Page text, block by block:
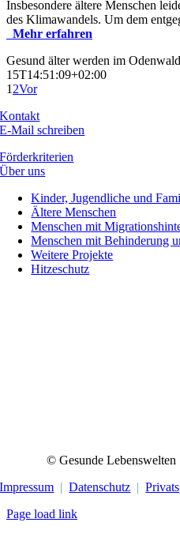
Insbesondere ältere Menschen
des Klimawandels. Um dem
Mehr erfahren
Gesund älter werden im
15T14:51:09+02:00
1 2Vor
Kontakt
E-Mail schreiben
Förderkriterien
Über uns
Kinder, Jugendliche und
Ältere Menschen
Menschen mit
Menschen mit Behinderung
Weitere Projekte
Hitzeschutz
© Gesunde Lebenswelten
Impressum |Datenschutz |
Page load link